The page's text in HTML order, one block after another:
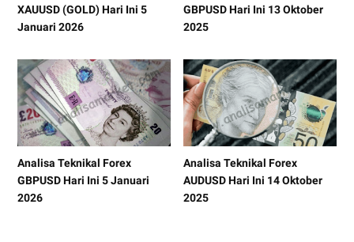
XAUUSD (GOLD) Hari Ini 5
Januari 2026
GBPUSD Hari Ini 13 Oktober
2025
Analisa Teknikal Forex
GBPUSD Hari Ini 5 Januari
2026
Analisa Teknikal Forex
AUDUSD Hari Ini 14 Oktober
2025